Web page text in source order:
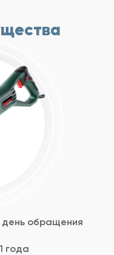
день обращения
года